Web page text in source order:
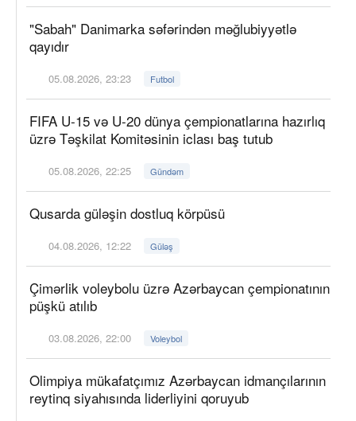
"Sabah" Danimarka səfərindən məğlubiyyətlə
qayıdır
05.08.2026, 23:23 Futbol
FIFA U-15 və U-20 dünya çempionatlarına hazırlıq
üzrə Təşkilat Komitəsinin iclası baş tutub
05.08.2026, 22:25 Gündəm
Qusarda güləşin dostluq körpüsü
04.08.2026, 12:22 Güləş
Çimərlik voleybolu üzrə Azərbaycan çempionatının
püşkü atılıb
03.08.2026, 22:00 Voleybol
Olimpiya mükafatçımız Azərbaycan idmançılarının
reytinq siyahısında liderliyini qoruyub